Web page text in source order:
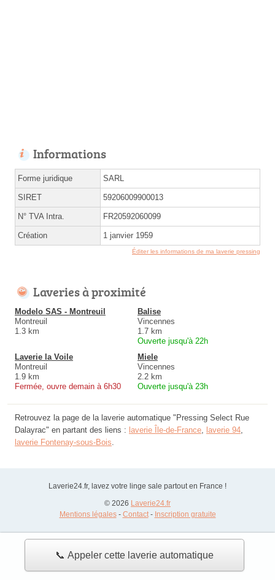
📞 Appeler cette laverie automatique
Informations
Forme juridique SARL
SIRET 59206009900013
N° TVA Intra. FR20592060099
Création 1 janvier 1959
Éditer les informations de ma laverie pressing
Laveries à proximité
Modelo SAS - Montreuil
Montreuil
1.3 km
Balise
Vincennes
1.7 km
Ouverte jusqu'à 22h
Laverie la Voile
Montreuil
1.9 km
Fermée, ouvre demain à 6h30
Miele
Vincennes
2.2 km
Ouverte jusqu'à 23h
Retrouvez la page de la laverie automatique "Pressing Select Rue
Dalayrac" en partant des liens : laverie Île-de-France, laverie 94,
laverie Fontenay-sous-Bois.
Laverie24.fr, lavez votre linge sale partout en France !
© 2026 Laverie24.fr
Mentions légales- Contact- Inscription gratuite